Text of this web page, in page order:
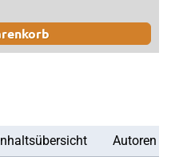
Autoren